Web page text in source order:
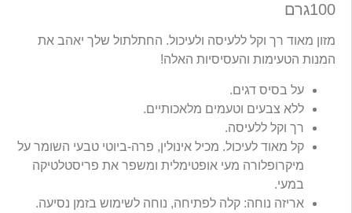
100גרם
מזון מאוד רך וקל ללעיסה ולעיכול. החתלתול שלך יאהב את
המנות הטעימות והעסיסיות האלה!
על בסיס דגים.
ללא צבעים וטעמים מלאכותיים.
רך וקל ללעיסה.
קל מאוד לעיכול. מכיל אינולין, פרה-ביוטי טבעי השומר על
מיקרופלורה מעי אופטימלית ומשפר את פריסטלטיקה
במעי.
אריזה נוחה: קלה לפתיחה, נוחה לשימוש בזמן נסיעה.